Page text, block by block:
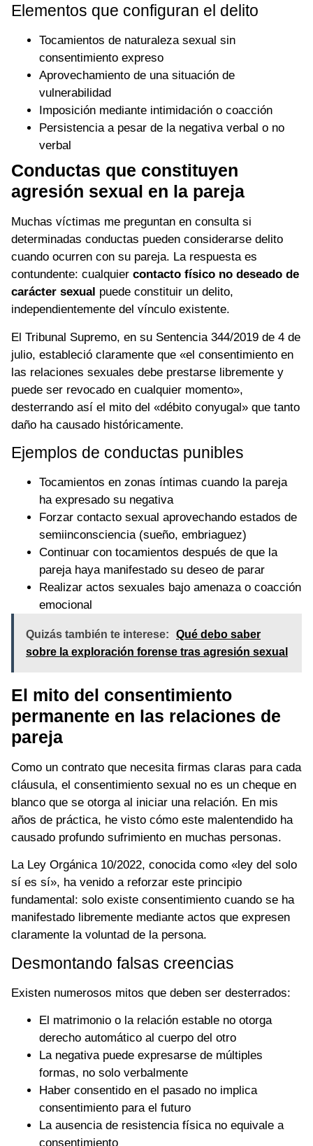
Elementos que configuran el delito
Tocamientos de naturaleza sexual sin
consentimiento expreso
Aprovechamiento de una situación de
vulnerabilidad
Imposición mediante intimidación o coacción
Persistencia a pesar de la negativa verbal o no
verbal
Conductas que constituyen
agresión sexual en la pareja
Muchas víctimas me preguntan en consulta si
determinadas conductas pueden considerarse delito
cuando ocurren con su pareja. La respuesta es
contundente: cualquier contacto físico no deseado de
carácter sexual puede constituir un delito,
independientemente del vínculo existente.
El Tribunal Supremo, en su Sentencia 344/2019 de 4 de
julio, estableció claramente que «el consentimiento en
las relaciones sexuales debe prestarse libremente y
puede ser revocado en cualquier momento»,
desterrando así el mito del «débito conyugal» que tanto
daño ha causado históricamente.
Ejemplos de conductas punibles
Tocamientos en zonas íntimas cuando la pareja
ha expresado su negativa
Forzar contacto sexual aprovechando estados de
semiinconsciencia (sueño, embriaguez)
Continuar con tocamientos después de que la
pareja haya manifestado su deseo de parar
Realizar actos sexuales bajo amenaza o coacción
emocional
Quizás también te interese:
Qué debo saber
sobre la exploración forense tras agresión sexual
El mito del consentimiento
permanente en las relaciones de
pareja
Como un contrato que necesita firmas claras para cada
cláusula, el consentimiento sexual no es un cheque en
blanco que se otorga al iniciar una relación. En mis
años de práctica, he visto cómo este malentendido ha
causado profundo sufrimiento en muchas personas.
La Ley Orgánica 10/2022, conocida como «ley del solo
sí es sí», ha venido a reforzar este principio
fundamental: solo existe consentimiento cuando se ha
manifestado libremente mediante actos que expresen
claramente la voluntad de la persona.
Desmontando falsas creencias
Existen numerosos mitos que deben ser desterrados:
El matrimonio o la relación estable no otorga
derecho automático al cuerpo del otro
La negativa puede expresarse de múltiples
formas, no solo verbalmente
Haber consentido en el pasado no implica
consentimiento para el futuro
La ausencia de resistencia física no equivale a
consentimiento